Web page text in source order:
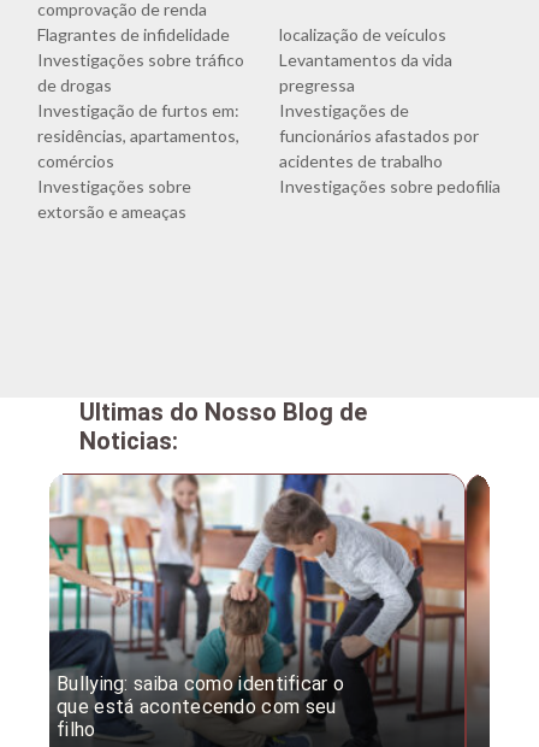
comprovação de renda
Flagrantes de infidelidade
localização de veículos
Investigações sobre tráfico
de drogas
Levantamentos da vida
pregressa
Investigação de furtos em:
residências, apartamentos,
comércios
Investigações de
funcionários afastados por
acidentes de trabalho
Investigações sobre
extorsão e ameaças
Investigações sobre pedofilia
Ultimas do Nosso Blog de
Noticias:
Bullying: saiba como identificar o
que está acontecendo com seu
filho